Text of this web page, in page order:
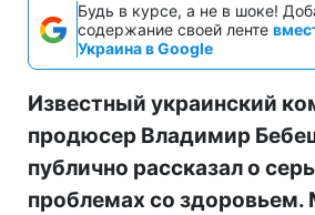
Будь в курсе, а не в шоке!
содержание своей ленте
Украина в Google
Известный украинский
продюсер Владимир
публично рассказал о
проблемах со здоровьем.